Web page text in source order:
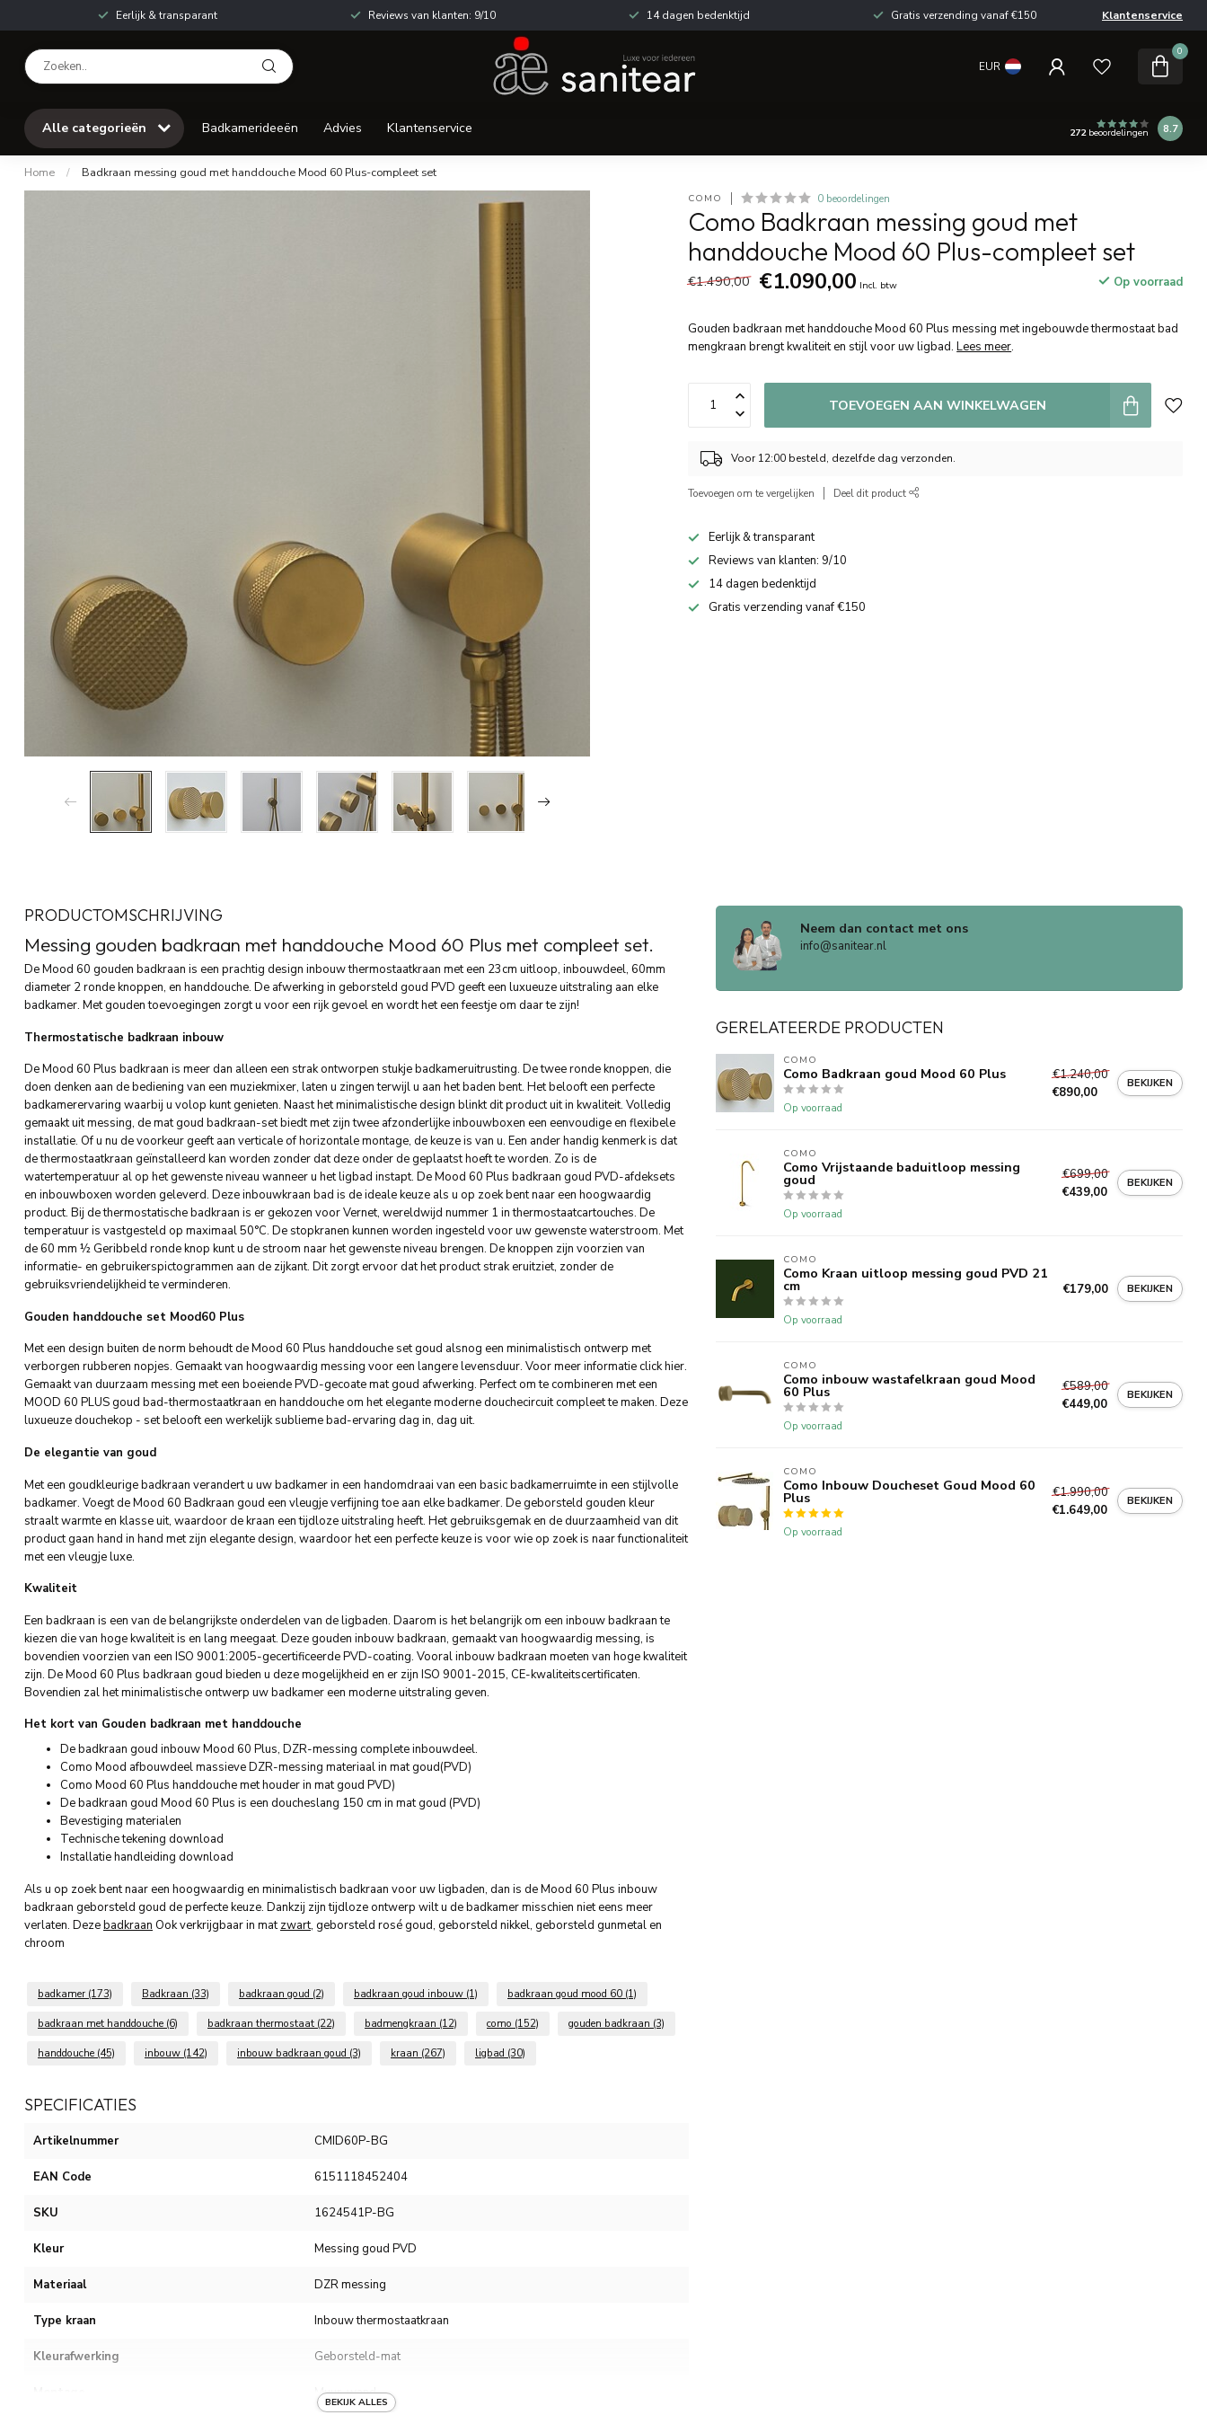
Eerlijk & transparant Reviews van klanten: 9/10 14 dagen bedenktijd Gratis verzending vanaf €150 Klantenservice
EUR
0
Alle categorieën Badkamerideeën Advies Klantenservice 272beoordelingen 8.7
Home / Badkraan messing goud met handdouche Mood 60 Plus-compleet set
COMO 0 beoordelingen
Como Badkraan messing goud met
handdouche Mood 60 Plus-compleet set
€1.490,00 €1.090,00 Incl. btw Op voorraad
Gouden badkraan met handdouche Mood 60 Plus messing met ingebouwde thermostaat bad
mengkraan brengt kwaliteit en stijl voor uw ligbad.Lees meer.
TOEVOEGEN AAN WINKELWAGEN
Voor 12:00 besteld, dezelfde dag verzonden.
Toevoegen om te vergelijken Deel dit product
Eerlijk & transparant
Reviews van klanten: 9/10
14 dagen bedenktijd
Gratis verzending vanaf €150
PRODUCTOMSCHRIJVING
Messing gouden badkraan met handdouche Mood 60 Plus met compleet set.
De Mood 60 gouden badkraan is een prachtig design inbouw thermostaatkraan met een 23cm uitloop, inbouwdeel, 60mm
diameter 2 ronde knoppen, en handdouche. De afwerking in geborsteld goud PVD geeft een luxueuze uitstraling aan elke
badkamer. Met gouden toevoegingen zorgt u voor een rijk gevoel en wordt het een feestje om daar te zijn!
Thermostatische badkraan inbouw
De Mood 60 Plus badkraan is meer dan alleen een strak ontworpen stukje badkameruitrusting. De twee ronde knoppen, die
doen denken aan de bediening van een muziekmixer, laten u zingen terwijl u aan het baden bent. Het belooft een perfecte
badkamerervaring waarbij u volop kunt genieten. Naast het minimalistische design blinkt dit product uit in kwaliteit. Volledig
gemaakt uit messing, de mat goud badkraan-set biedt met zijn twee afzonderlijke inbouwboxen een eenvoudige en flexibele
installatie. Of u nu de voorkeur geeft aan verticale of horizontale montage, de keuze is van u. Een ander handig kenmerk is dat
de thermostaatkraan geïnstalleerd kan worden zonder dat deze onder de geplaatst hoeft te worden. Zo is de
watertemperatuur al op het gewenste niveau wanneer u het ligbad instapt. De Mood 60 Plus badkraan goud PVD-afdeksets
en inbouwboxen worden geleverd. Deze inbouwkraan bad is de ideale keuze als u op zoek bent naar een hoogwaardig
product. Bij de thermostatische badkraan is er gekozen voor Vernet, wereldwijd nummer 1 in thermostaatcartouches. De
temperatuur is vastgesteld op maximaal 50°C. De stopkranen kunnen worden ingesteld voor uw gewenste waterstroom. Met
de 60 mm ½ Geribbeld ronde knop kunt u de stroom naar het gewenste niveau brengen. De knoppen zijn voorzien van
informatie- en gebruikerspictogrammen aan de zijkant. Dit zorgt ervoor dat het product strak eruitziet, zonder de
gebruiksvriendelijkheid te verminderen.
Gouden handdouche set Mood60 Plus
Met een design buiten de norm behoudt de Mood 60 Plus handdouche set goud alsnog een minimalistisch ontwerp met
verborgen rubberen nopjes. Gemaakt van hoogwaardig messing voor een langere levensduur. Voor meer informatie click hier.
Gemaakt van duurzaam messing met een boeiende PVD-gecoate mat goud afwerking. Perfect om te combineren met een
MOOD 60 PLUS goud bad-thermostaatkraan en handdouche om het elegante moderne douchecircuit compleet te maken. Deze
luxueuze douchekop - set belooft een werkelijk sublieme bad-ervaring dag in, dag uit.
De elegantie van goud
Met een goudkleurige badkraan verandert u uw badkamer in een handomdraai van een basic badkamerruimte in een stijlvolle
badkamer. Voegt de Mood 60 Badkraan goud een vleugje verfijning toe aan elke badkamer. De geborsteld gouden kleur
straalt warmte en klasse uit, waardoor de kraan een tijdloze uitstraling heeft. Het gebruiksgemak en de duurzaamheid van dit
product gaan hand in hand met zijn elegante design, waardoor het een perfecte keuze is voor wie op zoek is naar functionaliteit
met een vleugje luxe.
Kwaliteit
Een badkraan is een van de belangrijkste onderdelen van de ligbaden. Daarom is het belangrijk om een inbouw ​​badkraan te
kiezen die van hoge kwaliteit is en lang meegaat. Deze gouden inbouw badkraan, gemaakt van hoogwaardig messing, is
bovendien voorzien van een ISO 9001:2005-gecertificeerde PVD-coating. Vooral inbouw badkraan moeten van hoge kwaliteit
zijn. De Mood 60 Plus badkraan goud bieden u deze mogelijkheid en er zijn ISO 9001-2015, CE-kwaliteitscertificaten.
Bovendien zal het minimalistische ontwerp uw badkamer een moderne uitstraling geven.
Het kort van Gouden badkraan met handdouche
De badkraan goud inbouw Mood 60 Plus, DZR-messing complete inbouwdeel.
Como Mood afbouwdeel massieve DZR-messing materiaal in mat goud(PVD)
Como Mood 60 Plus handdouche met houder in mat goud PVD)
De badkraan goud Mood 60 Plus is een doucheslang 150 cm in mat goud (PVD)
Bevestiging materialen
Technische tekening download
Installatie handleiding download
Als u op zoek bent naar een hoogwaardig en minimalistisch badkraan voor uw ligbaden, dan is de Mood 60 Plus inbouw
badkraan geborsteld goud de perfecte keuze. Dankzij zijn tijdloze ontwerp wilt u de badkamer misschien niet eens meer
verlaten. Dezebadkraan Ook verkrijgbaar in matzwart, geborsteld rosé goud, geborsteld nikkel, geborsteld gunmetal en
chroom
badkamer (173) Badkraan (33) badkraan goud (2) badkraan goud inbouw (1) badkraan goud mood 60 (1)
badkraan met handdouche (6) badkraan thermostaat (22) badmengkraan (12) como (152) gouden badkraan (3)
handdouche (45) inbouw (142) inbouw badkraan goud (3) kraan (267) ligbad (30)
SPECIFICATIES
Artikelnummer CMID60P-BG
EAN Code 6151118452404
SKU 1624541P-BG
Kleur Messing goud PVD
Materiaal DZR messing
Type kraan Inbouw thermostaatkraan
Kleurafwerking Geborsteld-mat
Muur-wand
BEKIJK ALLES
Neem dan contact met ons
info@sanitear.nl
GERELATEERDE PRODUCTEN
COMO
Como Badkraan goud Mood 60 Plus
Op voorraad
€1.240,00
€890,00
BEKIJKEN
COMO
Como Vrijstaande baduitloop messing
goud
Op voorraad
€699,00
€439,00
BEKIJKEN
COMO
Como Kraan uitloop messing goud PVD 21
cm
Op voorraad
€179,00 BEKIJKEN
COMO
Como inbouw wastafelkraan goud Mood
60 Plus
Op voorraad
€589,00
€449,00
BEKIJKEN
COMO
Como Inbouw Doucheset Goud Mood 60
Plus
Op voorraad
€1.990,00
€1.649,00
BEKIJKEN